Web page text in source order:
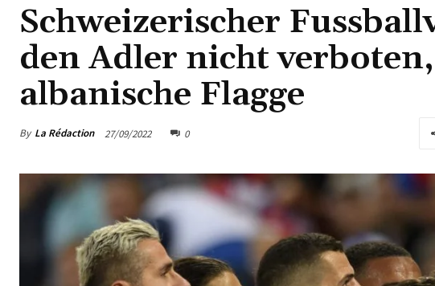
Schweizerischer
den Adler nicht
albanische Flagge
By La Rédaction 27/09/2022 0